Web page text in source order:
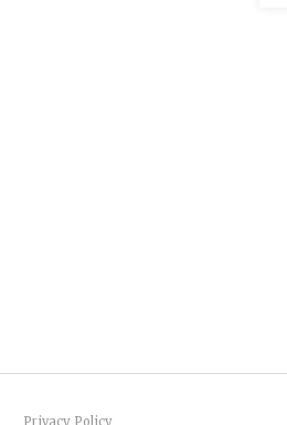
Privacy Policy